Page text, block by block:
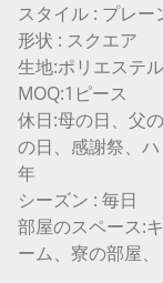
スタイル : プレー
形状 : スクエア
生地:ポリエステ
MOQ:1ピース
休日:母の日、父
の日、感謝祭、
年
シーズン : 毎日
部屋のスペース:
ーム、寮の部屋